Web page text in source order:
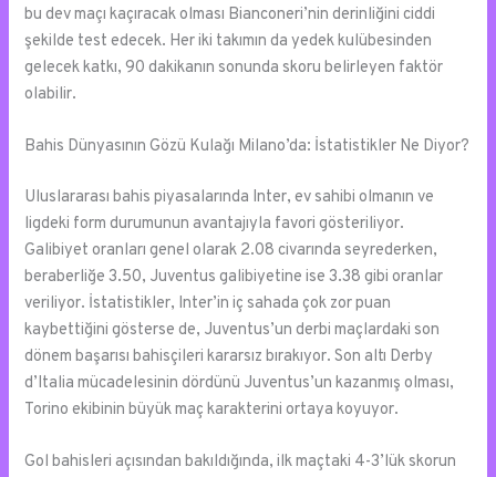
bu dev maçı kaçıracak olması Bianconeri’nin derinliğini ciddi
şekilde test edecek. Her iki takımın da yedek kulübesinden
gelecek katkı, 90 dakikanın sonunda skoru belirleyen faktör
olabilir.
Bahis Dünyasının Gözü Kulağı Milano’da: İstatistikler Ne Diyor?
Uluslararası bahis piyasalarında Inter, ev sahibi olmanın ve
ligdeki form durumunun avantajıyla favori gösteriliyor.
Galibiyet oranları genel olarak 2.08 civarında seyrederken,
beraberliğe 3.50, Juventus galibiyetine ise 3.38 gibi oranlar
veriliyor. İstatistikler, Inter’in iç sahada çok zor puan
kaybettiğini gösterse de, Juventus’un derbi maçlardaki son
dönem başarısı bahisçileri kararsız bırakıyor. Son altı Derby
d’Italia mücadelesinin dördünü Juventus’un kazanmış olması,
Torino ekibinin büyük maç karakterini ortaya koyuyor.
Gol bahisleri açısından bakıldığında, ilk maçtaki 4-3’lük skorun